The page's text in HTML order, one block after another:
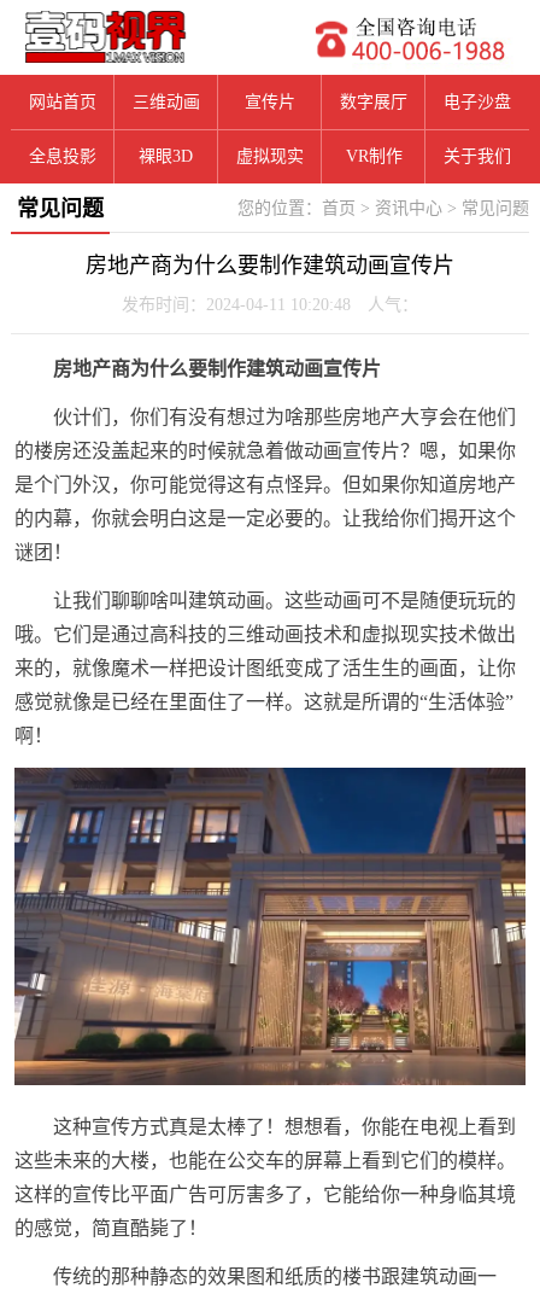
网站首页 三维动画 宣传片 数字展厅 电子沙盘
全息投影 裸眼3D 虚拟现实 VR制作 关于我们
您的位置： 首页 > 资讯中心 > 常见问题
常见问题
房地产商为什么要制作建筑动画宣传片
发布时间：2024-04-11 10:20:48 人气：
房地产商为什么要制作建筑动画宣传片
伙计们，你们有没有想过为啥那些房地产大亨会在他们
的楼房还没盖起来的时候就急着做动画宣传片？嗯，如果你
是个门外汉，你可能觉得这有点怪异。但如果你知道房地产
的内幕，你就会明白这是一定必要的。让我给你们揭开这个
谜团！
让我们聊聊啥叫建筑动画。这些动画可不是随便玩玩的
哦。它们是通过高科技的三维动画技术和虚拟现实技术做出
来的，就像魔术一样把设计图纸变成了活生生的画面，让你
感觉就像是已经在里面住了一样。这就是所谓的“生活体验”
啊！
这种宣传方式真是太棒了！想想看，你能在电视上看到
这些未来的大楼，也能在公交车的屏幕上看到它们的模样。
这样的宣传比平面广告可厉害多了，它能给你一种身临其境
的感觉，简直酷毙了！
传统的那种静态的效果图和纸质的楼书跟建筑动画一